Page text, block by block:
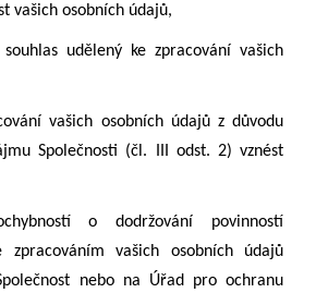
vašich osobních údajů,
udělený ke zpracování vašich
vašich osobních údajů z důvodu
Společnosti (čl. III odst. 2) vznést
o dodržování povinností
zpracováním vašich osobních údajů
nebo na Úřad pro ochranu